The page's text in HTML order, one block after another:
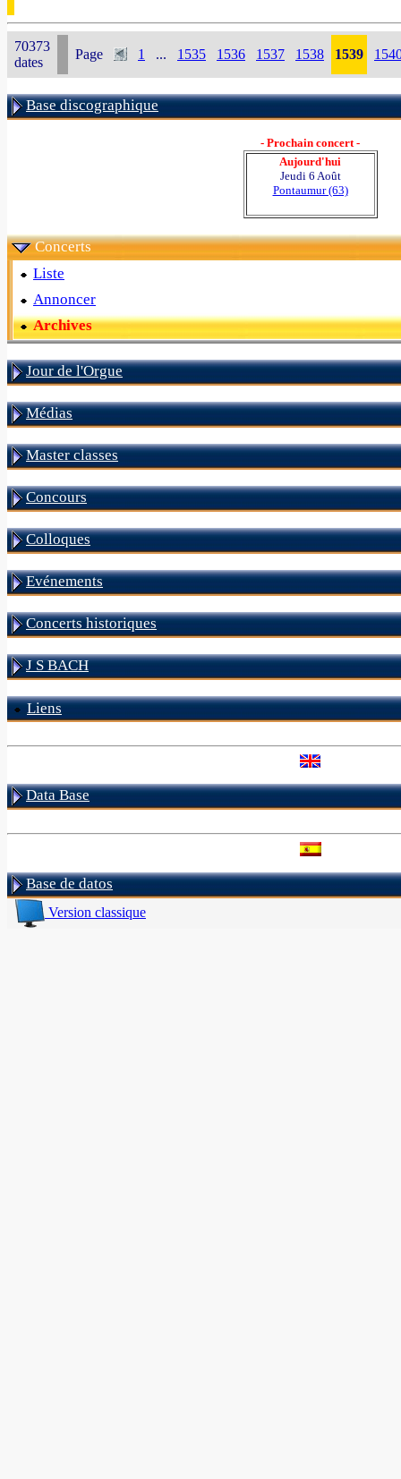
70373
dates
Page 1 ... 1535 1536 1537 1538 1539
Base discographique
- Prochain concert -
Aujourd'hui
Jeudi 6 Août
Pontaumur (63)
Concerts
Liste
Annoncer
Archives
Jour de l'Orgue
Médias
Master classes
Concours
Colloques
Evénements
Concerts historiques
J S BACH
Liens
Data Base
Base de datos
Version classique